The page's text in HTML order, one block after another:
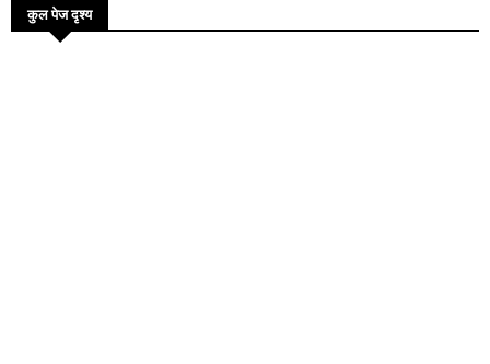
कुल पेज दृश्य